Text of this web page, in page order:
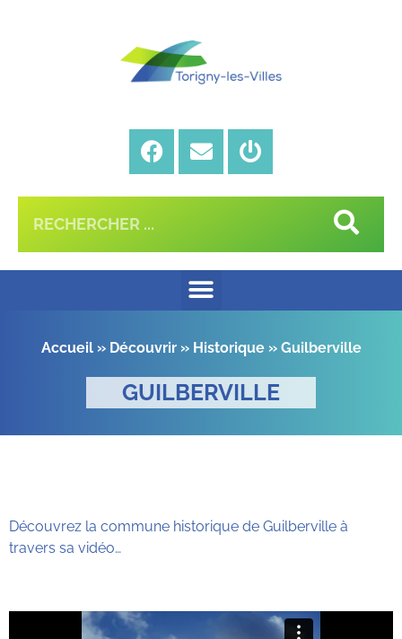
Accueil» Découvrir» Historique» Guilberville
GUILBERVILLE
Découvrez la commune historique de Guilberville à
travers sa vidéo…